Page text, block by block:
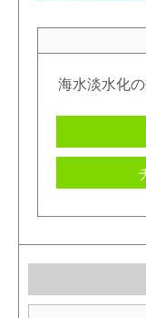
海水淡水化